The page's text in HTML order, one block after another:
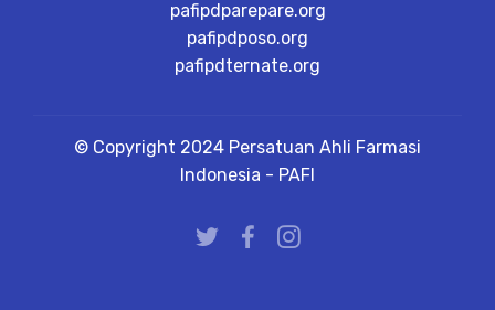
pafipdparepare.org
pafipdposo.org
pafipdternate.org
© Copyright 2024 Persatuan Ahli Farmasi
Indonesia - PAFI